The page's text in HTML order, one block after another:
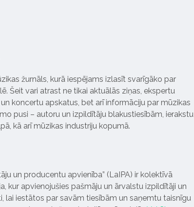
žurnāls, kurā iespējams izlasīt svarīgāko par
Šeit vari atrast ne tikai aktuālās ziņas, ekspertu
koncertu apskatus, bet arī informāciju par mūzikas
pusi – autoru un izpildītāju blakustiesībām, ierakstu
kā arī mūzikas industriju kopumā.
un producentu apvienība” (LaIPA) ir kolektīvā
kur apvienojušies pašmāju un ārvalstu izpildītāji un
lai iestātos par savām tiesībām un saņemtu taisnīgu